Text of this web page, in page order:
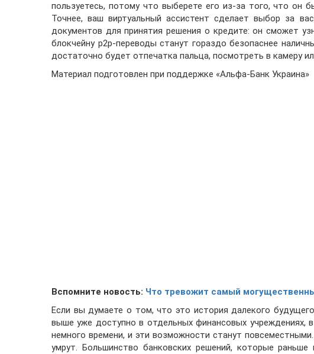
пользуетесь, потому что выберете его из-за того, что он
Точнее, ваш виртуальный ассистент сделает выбор за
документов для принятия решения о кредите: он сможет
блокчейну p2p-переводы станут гораздо безопаснее
достаточно будет отпечатка пальца, посмотреть в камеру
Материал подготовлен при поддержке «Альфа-Банк Украина»
Вспомните новость: Что тревожит самый
Если вы думаете о том, что это история далекого
выше уже доступно в отдельных финансовых учреждениях,
немного времени, и эти возможности станут
умрут. Большинство банковских решений, которые раньше